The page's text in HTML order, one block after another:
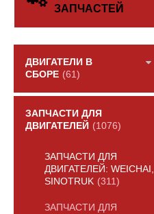
ЗАПЧАСТЕЙ
ДВИГАТЕЛИ В
СБОРЕ (61)
ЗАПЧАСТИ ДЛЯ
ДВИГАТЕЛЕЙ (1076)
ЗАПЧАСТИ ДЛЯ
ДВИГАТЕЛЕЙ: WEICHAI,
SINOTRUK (311)
ЗАПЧАСТИ ДЛЯ